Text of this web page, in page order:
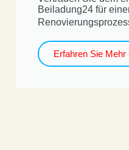
Beiladung24 für
Erfahren Sie Mehr